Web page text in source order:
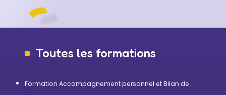
Toutes les formations
Formation Accompagnement personnel et Bilan de